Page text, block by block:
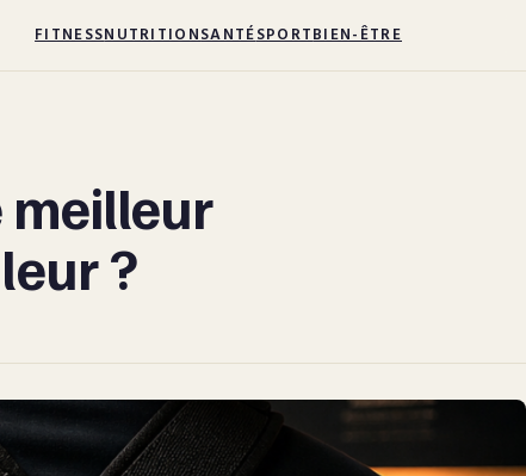
FITNESSNUTRITIONSANTÉSPORTBIEN-ÊTRE
meilleur
?